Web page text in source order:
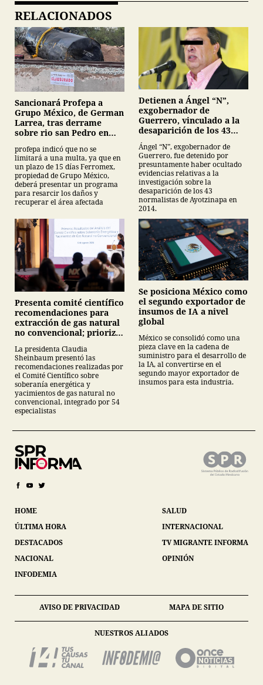
RELACIONADOS
Sancionará Profepa a
Grupo México, de German
Larrea, tras derrame
sobre rio san Pedro en
profepa indicó que no se
limitará a una multa, ya que en
un plazo de 15 días Ferromex,
propiedad de Grupo México,
deberá presentar un programa
para resarcir los daños y
recuperar el área afectada
Detienen a Ángel “N”,
exgobernador de
Guerrero, vinculado a la
desaparición de los 43
normalistas de
Ayotzinapa
Ángel “N”, exgobernador de
Guerrero, fue detenido por
presuntamente haber ocultado
evidencias relativas a la
investigación sobre la
desaparición de los 43
normalistas de Ayotzinapa en
2014.
Presenta comité científico
recomendaciones para
extracción de gas natural
no convencional; prioriza
descarta yacimiento
Tampico-Misantla
La presidenta Claudia
Sheinbaum presentó las
recomendaciones realizadas por
el Comité Científico sobre
soberanía energética y
yacimientos de gas natural no
convencional, integrado por 54
especialistas
Se posiciona México como
el segundo exportador de
insumos de IA a nivel
global
México se consolidó como una
pieza clave en la cadena de
suministro para el desarrollo de
la IA, al convertirse en el
segundo mayor exportador de
insumos para esta industria.
HOME
ÚLTIMA HORA
DESTACADOS
NACIONAL
INFODEMIA
SALUD
INTERNACIONAL
TV MIGRANTE INFORMA
OPINIÓN
AVISO DE PRIVACIDAD MAPA DE SITIO
NUESTROS ALIADOS